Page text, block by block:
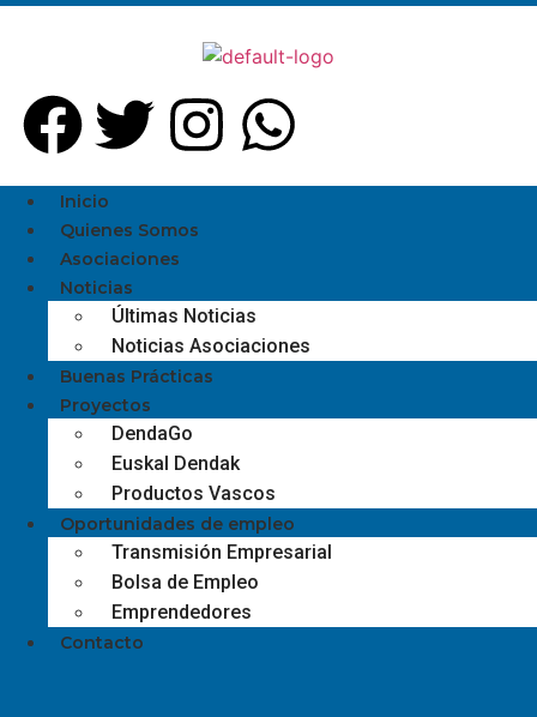
Inicio
Quienes Somos
Asociaciones
Noticias
Últimas Noticias
Noticias Asociaciones
Buenas Prácticas
Proyectos
DendaGo
Euskal Dendak
Productos Vascos
Oportunidades de empleo
Transmisión Empresarial
Bolsa de Empleo
Emprendedores
Contacto